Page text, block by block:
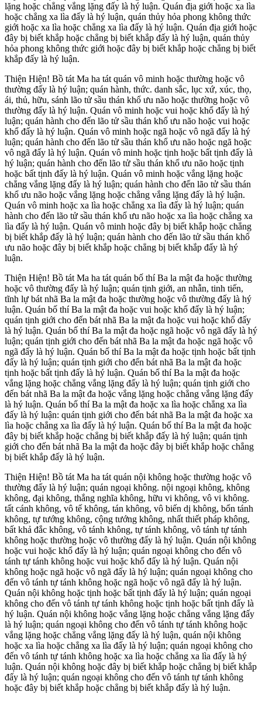
lặng hoặc chẳng vắng lặng đấy là hý luận. Quán địa giới hoặc xa lìa
hoặc chẳng xa lìa đấy là hý luận, quán thủy hỏa phong không thức
giới hoặc xa lìa hoặc chẳng xa lìa đấy là hý luận. Quán địa giới hoặc
đây bị biết khắp hoặc chẳng bị biết khắp đấy là hý luận, quán thủy
hỏa phong không thức giới hoặc đây bị biết khắp hoặc chẳng bị biết
khắp đấy là hý luận.
Thiện Hiện! Bồ tát Ma ha tát quán vô minh hoặc thường hoặc vô
thường đấy là hý luận; quán hành, thức. danh sắc, lục xứ, xúc, thọ,
ái, thủ, hữu, sánh lão tử sầu thán khổ ưu não hoặc thường hoặc vô
thường đấy là hý luận. Quán vô minh hoặc vui hoặc khổ đấy là hý
luận; quán hành cho đến lão tử sầu thán khổ ưu não hoặc vui hoặc
khổ đấy là hý luận. Quán vô minh hoặc ngã hoặc vô ngã đấy là hý
luận; quán hành cho đến lão tử sầu thán khổ ưu não hoặc ngã hoặc
vô ngã đấy là hý luận. Quán vô minh hoặc tịnh hoặc bất tịnh đấy là
hý luận; quán hành cho đến lão tử sầu thán khổ ưu não hoặc tịnh
hoặc bất tịnh đấy là hý luận. Quán vô minh hoặc vắng lặng hoặc
chẳng vắng lặng đấy là hý luận; quán hành cho đến lão tử sầu thán
khổ ưu não hoặc vắng lặng hoặc chẳng vắng lặng đấy là hý luận.
Quán vô minh hoặc xa lìa hoặc chẳng xa lìa đấy là hý luận; quán
hành cho đến lão tử sầu thán khổ ưu não hoặc xa lìa hoặc chẳng xa
lìa đấy là hý luận. Quán vô minh hoặc đây bị biết khắp hoặc chẳng
bị biết khắp đấy là hý luận; quán hành cho đến lão tử sầu thán khổ
ưu não hoặc đây bị biết khắp hoặc chẳng bị biết khắp đấy là hý
luận.
Thiện Hiện! Bồ tát Ma ha tát quán bố thí Ba la mật đa hoặc thường
hoặc vô thường đấy là hý luận; quán tịnh giới, an nhẫn, tinh tiến,
tĩnh lự bát nhã Ba la mật đa hoặc thường hoặc vô thường đấy là hý
luận. Quán bố thí Ba la mật đa hoặc vui hoặc khổ đấy là hý luận;
quán tịnh giới cho đến bát nhã Ba la mật đa hoặc vui hoặc khổ đấy
là hý luận. Quán bố thí Ba la mật đa hoặc ngã hoặc vô ngã đấy là hý
luận; quán tịnh giới cho đến bát nhã Ba la mật đa hoặc ngã hoặc vô
ngã đấy là hý luận. Quán bố thí Ba la mật đa hoặc tịnh hoặc bất tịnh
đấy là hý luận; quán tịnh giới cho đến bát nhã Ba la mật đa hoặc
tịnh hoặc bất tịnh đấy là hý luận. Quán bố thí Ba la mật đa hoặc
vắng lặng hoặc chẳng vắng lặng đấy là hý luận; quán tịnh giới cho
đến bát nhã Ba la mật đa hoặc vắng lặng hoặc chẳng vắng lặng đấy
là hý luận. Quán bố thí Ba la mật đa hoặc xa lìa hoặc chẳng xa lìa
đấy là hý luận: quán tịnh giới cho đến bát nhã Ba la mật đa hoặc xa
lìa hoặc chẳng xa lìa đấy là hý luận. Quán bố thí Ba la mật đa hoặc
đây bị biết khắp hoặc chẳng bị biết khắp đấy là hý luận; quán tịnh
giới cho đến bát nhã Ba la mật đa hoặc đây bị biết khắp hoặc chẳng
bị biết khắp đấy là hý luận.
Thiện Hiện! Bồ tát Ma ha tát quán nội không hoặc thường hoặc vô
thường đấy là hý luận; quán ngoại không. nội ngoại không, không
không, đại không, thắng nghĩa không, hữu vi không, vô vi không.
tất cánh không, vô tế không, tán không, vô biến dị không, bổn tánh
không, tự tướng không, cộng tướng không, nhất thiết pháp không,
bất khả đắc không, vô tánh không, tự tánh không, vô tánh tự tánh
không hoặc thường hoặc vô thường đấy là hý luận. Quán nội không
hoặc vui hoặc khổ đấy là hý luận; quán ngoại không cho đến vô
tánh tự tánh không hoặc vui hoặc khổ đấy là hý luận. Quán nội
không hoặc ngã hoặc vô ngã đấy là hý luận; quán ngoại không cho
đến vô tánh tự tánh không hoặc ngã hoặc vô ngã đấy là hý luận.
Quán nội không hoặc tịnh hoặc bất tịnh đấy là hý luận; quán ngoại
không cho đến vô tánh tự tánh không hoặc tịnh hoặc bất tịnh đấy là
hý luận. Quán nội không hoặc vắng lặng hoặc chẳng vắng lặng đấy
là hý luận; quán ngoại không cho đến vô tánh tự tánh không hoặc
vắng lặng hoặc chẳng vắng lặng đấy là hý luận, quán nội không
hoặc xa lìa hoặc chẳng xa lìa đấy là hý luận; quán ngoại không cho
đến vô tánh tự tánh không hoặc xa lìa hoặc chẳng xa lìa đấy là hý
luận. Quán nội không hoặc đây bị biết khắp hoặc chẳng bị biết khắp
đấy là hý luận; quán ngoại không cho đến vô tánh tự tánh không
hoặc đây bị biết khắp hoặc chẳng bị biết khắp đấy là hý luận.